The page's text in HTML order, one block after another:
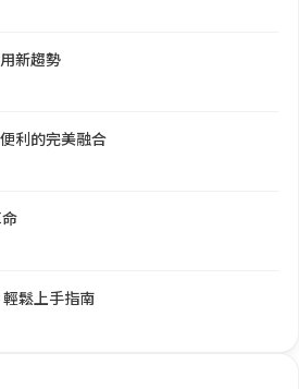
新趨勢
利的完美融合
鬆上手指南